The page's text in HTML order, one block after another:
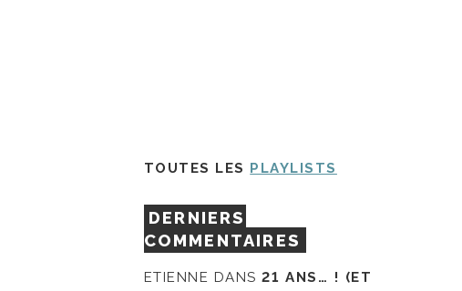
TOUTES LES PLAYLISTS
DERNIERS
COMMENTAIRES
ETIENNE DANS21 ANS… ! (ET